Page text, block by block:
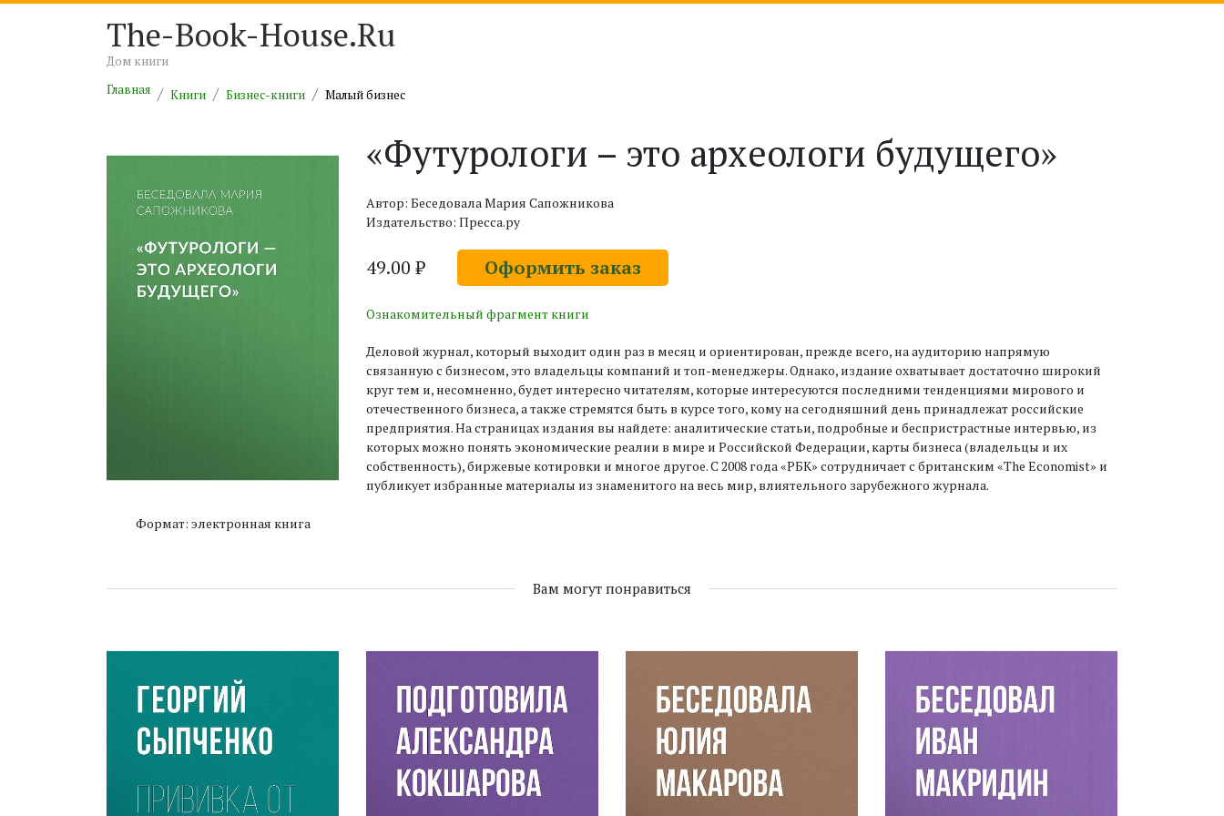
The-Book-House.Ru
Дом книги
Главная
Книги Бизнес-книги Малый бизнес
Формат: электронная книга
«Футурологи – это археологи будущего»
Автор: Беседовала Мария Сапожникова
Издательство: Пресса.ру
49.00 ₽ Оформить заказ
Ознакомительный фрагмент книги
Деловой журнал, который выходит один раз в месяц и ориентирован, прежде всего, на аудиторию напрямую
связанную с бизнесом, это владельцы компаний и топ-менеджеры. Однако, издание охватывает достаточно широкий
круг тем и, несомненно, будет интересно читателям, которые интересуются последними тенденциями мирового и
отечественного бизнеса, а также стремятся быть в курсе того, кому на сегодняшний день принадлежат российские
предприятия. На страницах издания вы найдете: аналитические статьи, подробные и беспристрастные интервью, из
которых можно понять экономические реалии в мире и Российской Федерации, карты бизнеса (владельцы и их
собственность), биржевые котировки и многое другое. С 2008 года «РБК» сотрудничает с британским «The Economist» и
публикует избранные материалы из знаменитого на весь мир, влиятельного зарубежного журнала.
Вам могут понравиться